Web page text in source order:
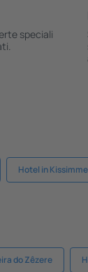
speciali
Hotel in
do Zêzere